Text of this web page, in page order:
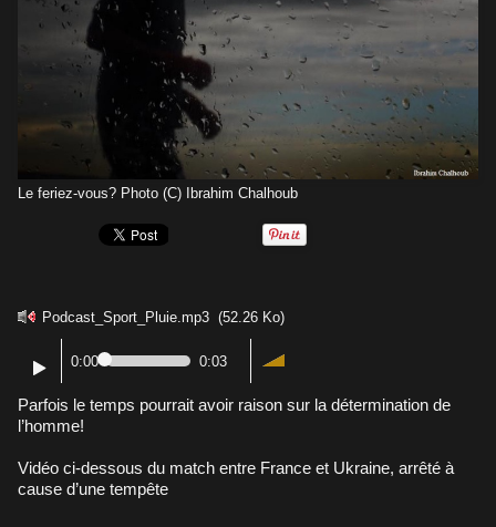
Le feriez-vous? Photo (C) Ibrahim Chalhoub
Podcast_Sport_Pluie.mp3 (52.26 Ko)
0:00 0:03
Parfois le temps pourrait avoir raison sur la détermination de
l’homme!
Vidéo ci-dessous du match entre France et Ukraine, arrêté à
cause d’une tempête